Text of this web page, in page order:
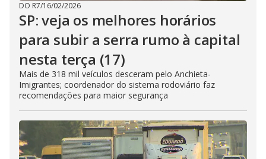
DO R7/16/02/2026
SP: veja os melhores horários
para subir a serra rumo à capital
nesta terça (17)
Mais de 318 mil veículos desceram pelo Anchieta-
Imigrantes; coordenador do sistema rodoviário faz
recomendações para maior segurança